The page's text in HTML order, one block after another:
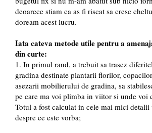
deoarece stiam ca as fi riscat sa cresc
doream acest lucru.
Iata cateva metode utile pentru a
din curte:
1. In primul rand, a trebuit sa trasez
gradina destinate plantarii florilor,
asezarii mobilierului de gradina, sa
pe care ma voi plimba in viitor si unde voi
Totul a fost calculat in cele mai mici detalii
despre ce este vorba;